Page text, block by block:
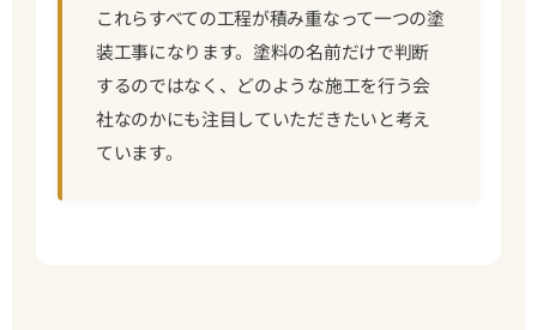
これらすべての工程が積み重なって一つの塗
装工事になります。塗料の名前だけで判断
するのではなく、どのような施工を行う会
社なのかにも注目していただきたいと考え
ています。